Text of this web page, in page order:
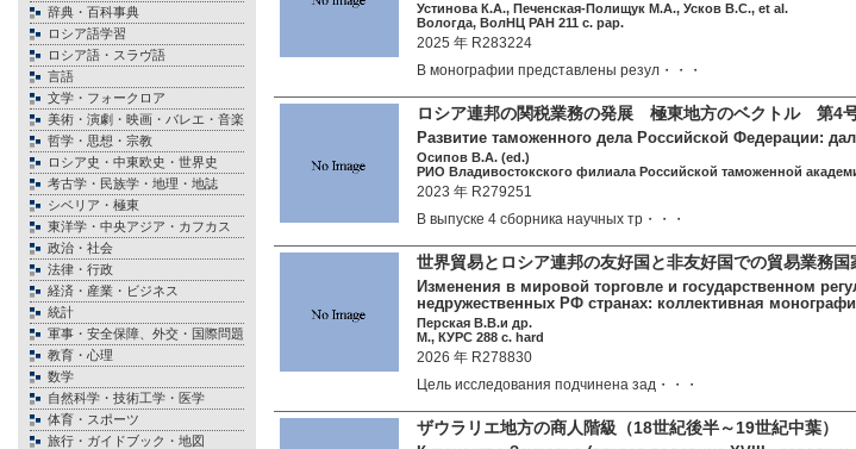
辞典・百科事典
ロシア語学習
ロシア語・スラヴ語
言語
文学・フォークロア
美術・演劇・映画・バレエ・音楽
哲学・思想・宗教
ロシア史・中東欧史・世界史
考古学・民族学・地理・地誌
シベリア・極東
東洋学・中央アジア・カフカス
政治・社会
法律・行政
経済・産業・ビジネス
統計
軍事・安全保障、外交・国際問題
教育・心理
数学
自然科学・技術工学・医学
体育・スポーツ
旅行・ガイドブック・地図
Устинова К.А., Печенская-Полищук М.А., Усков В.С., et al.
Вологда, ВолНЦ РАН 211 c. pap.
2025 年 R283224
В монографии представлены резул・・・
ロシア連邦の関税業務の発展 極東地方のベクトル 第
Развитие таможенного дела Российской Федерации:
Осипов В.А. (ed.)
РИО Владивостокского филиала Российской таможенной
2023 年 R279251
В выпуске 4 сборника научных тр・・・
世界貿易とロシア連邦の友好国と非友好国での貿易業務
Изменения в мировой торговле и государственном
недружественных РФ странах: коллективная
Перская В.В.и др.
М., КУРС 288 c. hard
2026 年 R278830
Цель исследования подчинена зад・・・
ザウラリエ地方の商人階級（18世紀後半～19世紀中葉）